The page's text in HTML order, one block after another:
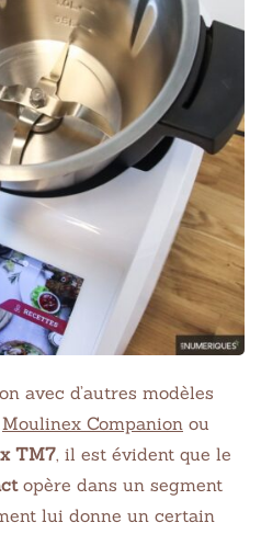
avec d’autres modèles
Moulinex Companion ou
TM7, il est évident que le
opère dans un segment
lui donne un certain